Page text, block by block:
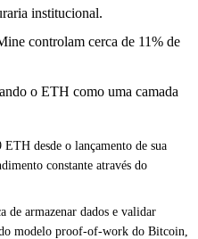
institucional.
controlam cerca de 11% de
o ETH como uma camada
desde o lançamento de sua
constante através do
de armazenar dados e validar
do modelo proof-of-work do Bitcoin,